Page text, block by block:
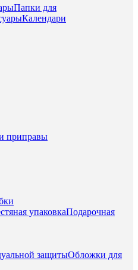
Папки для
Календари
приправы
упаковкаПодарочная
защитыОбложки для